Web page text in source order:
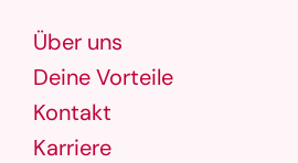
Über uns
Deine Vorteile
Kontakt
Karriere